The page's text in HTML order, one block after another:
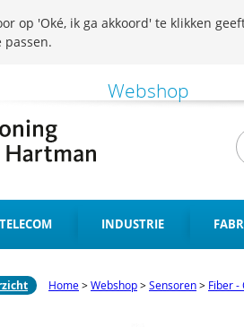
TELECOM INDUSTRIE
Home>Webshop>Sensoren> Fiber -
op 'Oké, ik ga akkoord' te klikken